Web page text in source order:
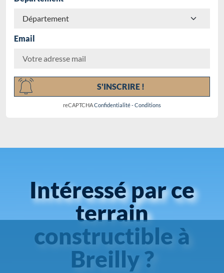
Email
S'INSCRIRE !
reCAPTCHAConfidentialité-Conditions
Intéressé par ce
terrain
constructible à
Breilly ?